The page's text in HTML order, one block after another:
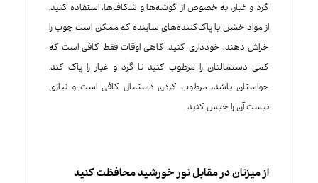
گرد و غبار، به خصوص از گوشه‌ها و شکاف‌ها، استفاده کنید.
از مواد خشن یا پاک‌کننده‌های ساینده که ممکن است چوب را
خراش دهند، خودداری کنید. گاهی اوقات فقط کافی است که
کمی دستمالتان را مرطوب کنید تا گرد و غبار را پاک کند.
حواستان باشد، مرطوب کردن دستمال کافی است و نیازی
نیست آن را خیس کنید.
از میزتان در مقابل نور خورشید محافظت کنید